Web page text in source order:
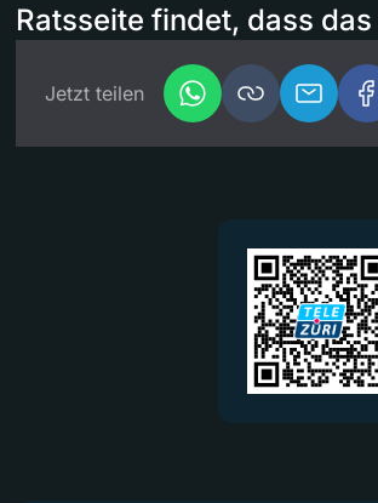
Ratsseite findet, dass
Jetzt teilen